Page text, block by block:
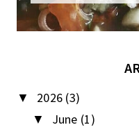
▼ 2026 (3)
▼ June (1)